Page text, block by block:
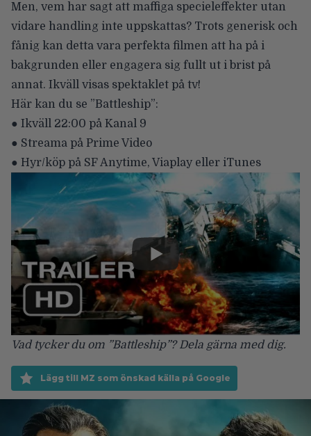
Men, vem har sagt att maffiga specieleffekter utan
vidare handling inte uppskattas? Trots generisk och
fånig kan detta vara perfekta filmen att ha på i
bakgrunden eller engagera sig fullt ut i brist på
annat. Ikväll visas spektaklet på tv!
Här kan du se ”Battleship”:
● Ikväll 22:00 på Kanal 9
● Streama på Prime Video
● Hyr/köp på SF Anytime, Viaplay eller iTunes
Vad tycker du om ”Battleship”? Dela gärna med dig.
Lägg till MZ som önskad källa på Google